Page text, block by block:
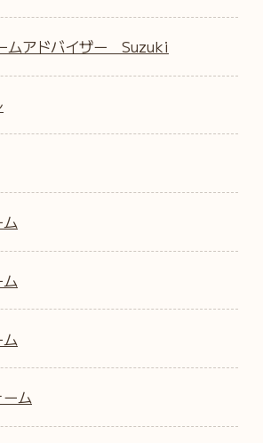
ムアドバイザー Suzuki
ム